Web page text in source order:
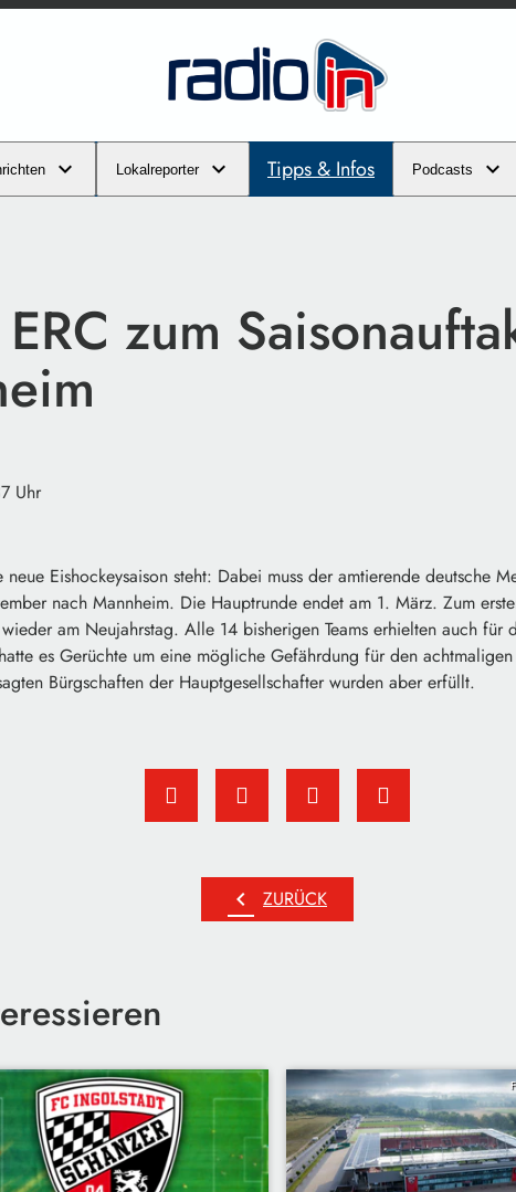
Lokalreporter Tipps & Infos Podcasts
zum
Uhr
Eishockeysaison steht: Dabei muss der amtierende deutsche
nach Mannheim. Die Hauptrunde endet am 1. März. Zum
am Neujahrstag. Alle 14 bisherigen Teams erhielten auch für
es Gerüchte um eine mögliche Gefährdung für den
Bürgschaften der Hauptgesellschafter wurden aber erfüllt.
chevron_left ZURÜCK